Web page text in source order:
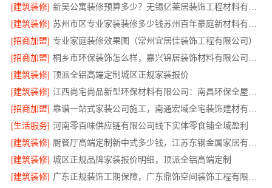
[建筑装修]
[建筑装修]
[招商加盟] 专业家庭装修效果图（常州宜居佳装饰工程有限公司）
[招商加盟]
[建筑装修] 顶派全铝高端定制城区正规家装报价
[建筑装修]
[招商加盟]
[生活服务] 河南零百味供应链有限公司线下实体零食铺全域盈利
[建筑装修]
[建筑装修] 城区正规品牌家装报价明细，顶派全铝高端定制
[建筑装修]